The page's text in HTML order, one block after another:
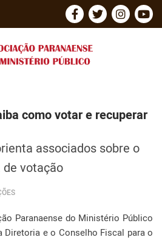
como votar e recuperar
associados sobre o
votação
Paranaense do Ministério Público
Diretoria e o Conselho Fiscal para o